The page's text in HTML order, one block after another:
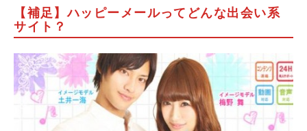
【補足】ハッピーメールってどんな出会い系
サイト？